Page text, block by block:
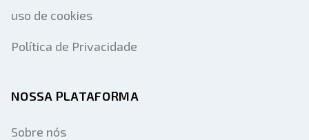
uso de cookies
Política de Privacidade
NOSSA PLATAFORMA
Sobre nós